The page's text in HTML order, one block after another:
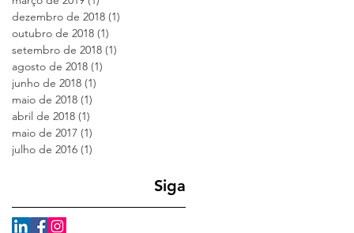
dezembro de 2018 (1)
outubro de 2018 (1)
setembro de 2018 (1)
agosto de 2018 (1)
junho de 2018 (1)
maio de 2018 (1)
abril de 2018 (1)
maio de 2017 (1)
julho de 2016 (1)
Siga